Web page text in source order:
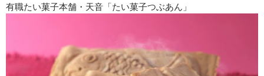
有職たい菓子本舗・天音「たい菓子つぶあん」